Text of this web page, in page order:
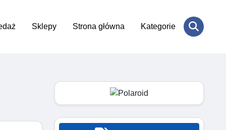
Sklepy Strona główna Kategorie